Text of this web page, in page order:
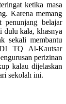
ketika masa
Karena memang
penunjang belajar
dulu kala, khasnya
sekali membantu
TQ Al-Kautsar
perizinan
kalau dijelaskan
sekolah ini.